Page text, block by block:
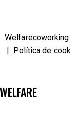
Welfarecoworking
| Política de
WELFARE